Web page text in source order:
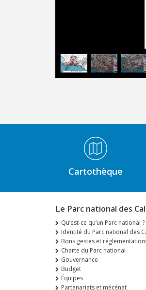
Médiathèque Footer
Cartothèque
Le Parc national des
Qu’est-ce qu’un Parc national ?
Identité du Parc national des
Bons gestes et
Charte du Parc national
Gouvernance
Budget
Équipes
Partenariats et mécénat